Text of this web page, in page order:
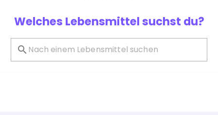
Welches Lebensmittel suchst du?